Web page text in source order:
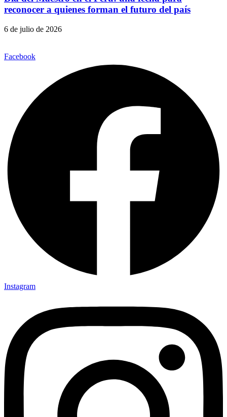
reconocer a quienes forman el futuro del país
6 de julio de 2026
Facebook
Instagram